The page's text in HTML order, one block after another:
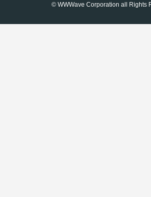
© WWWave Corporation all Rights